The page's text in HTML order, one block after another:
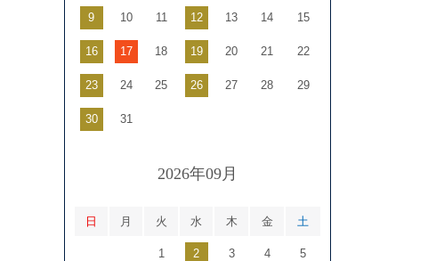
9 10 11 12 13 14 15
16 17 18 19 20 21 22
23 24 25 26 27 28 29
30 31
2026年09月
日 月 火 水 木 金 土
1 2 3 4 5